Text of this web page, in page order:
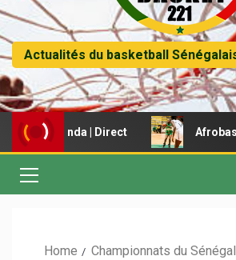
Actualités du basketball
| Direct Afrobasket
Home
Championnats du Sénégal